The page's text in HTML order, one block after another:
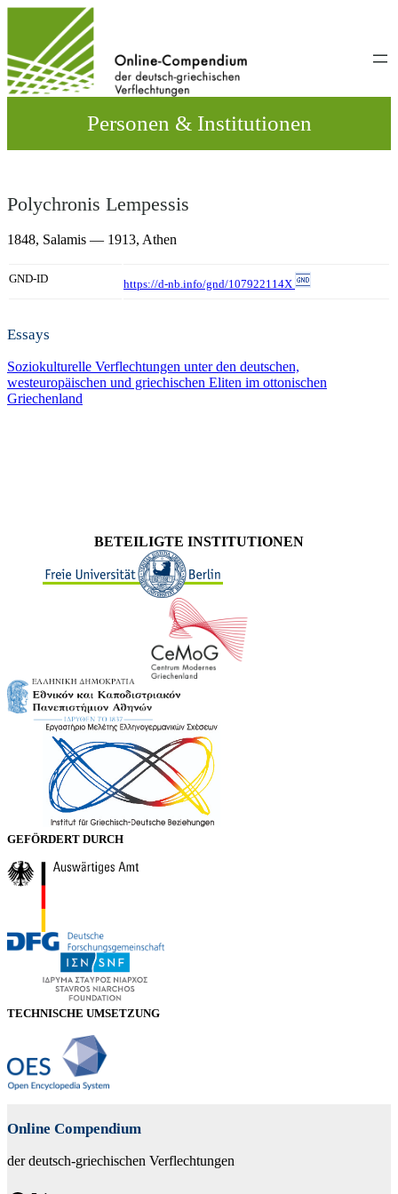
wechseln
Personen & Institutionen
Polychronis Lempessis
1848, Salamis — 1913, Athen
GND-ID https://d-nb.info/gnd/107922114X
Essays
Soziokulturelle Verflechtungen unter den deutschen,
westeuropäischen und griechischen Eliten im ottonischen
Griechenland
BETEILIGTE INSTITUTIONEN
GEFÖRDERT DURCH
TECHNISCHE UMSETZUNG
Online Compendium
der deutsch-griechischen Verflechtungen